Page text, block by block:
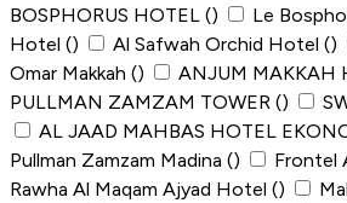
BOSPHORUS HOTEL ()
Le
Hotel () Al Safwah Orchid Hotel ()
Omar Makkah () ANJUM MAKKAH
PULLMAN ZAMZAM TOWER ()
AL JAAD MAHBAS HOTEL
Pullman Zamzam Madina () Frontel
Rawha Al Maqam Ajyad Hotel ()